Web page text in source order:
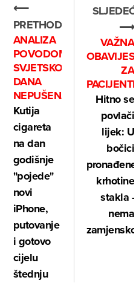
⟵
PRETHODNO
ANALIZA
POVODOM
SVJETSKOG
DANA
NEPUŠENJA
Kutija
cigareta
na dan
godišnje
"pojede"
novi
iPhone,
putovanje
i gotovo
cijelu
štednju
SLJEDEĆE
⟶
VAŽNA
OBAVIJEST
ZA
PACIJENTE
Hitno se
povlači
lijek: U
bočici
pronađene
krhotine
stakla -
nema
zamjenskog